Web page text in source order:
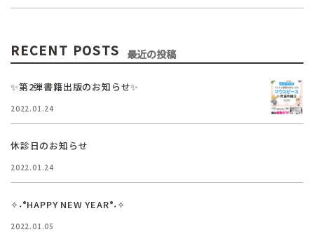
RECENT POSTS 最近の投稿
✨第2弾書籍出版のお知らせ✨
2022.01.24
休診日のお知らせ
2022.01.24
✧˖°HAPPY NEW YEAR°˖✧
2022.01.05